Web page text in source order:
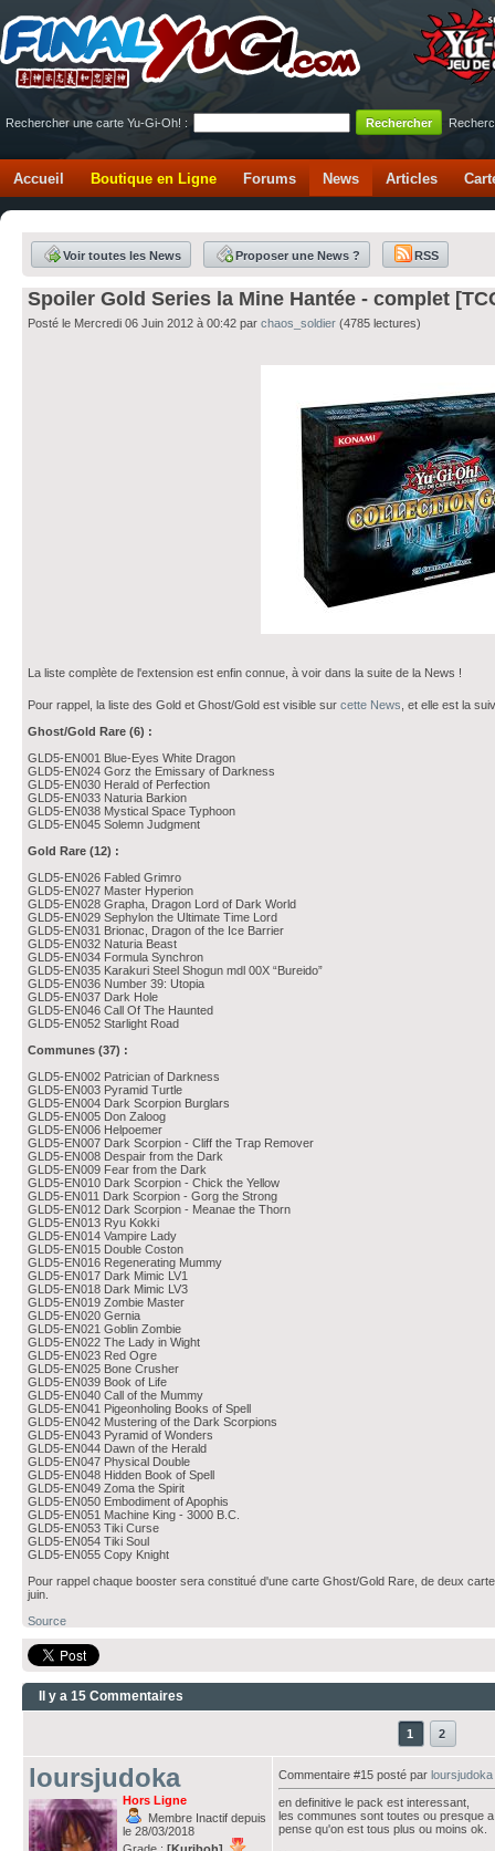
Rechercher une carte Yu-Gi-Oh! :
Accueil Boutique en Ligne Forums News Articles
Voir toutes les News Proposer une News ? RSS
Spoiler Gold Series la Mine Hantée - complet
Posté le Mercredi 06 Juin 2012 à 00:42 par chaos_soldier (4785 lectures)
La liste complète de l'extension est enfin connue, à voir dans la suite de la News !
Pour rappel, la liste des Gold et Ghost/Gold est visible sur cette News , et elle est la
Ghost/Gold Rare (6) :
GLD5-EN001 Blue-Eyes White Dragon
GLD5-EN024 Gorz the Emissary of Darkness
GLD5-EN030 Herald of Perfection
GLD5-EN033 Naturia Barkion
GLD5-EN038 Mystical Space Typhoon
GLD5-EN045 Solemn Judgment
Gold Rare (12) :
GLD5-EN026 Fabled Grimro
GLD5-EN027 Master Hyperion
GLD5-EN028 Grapha, Dragon Lord of Dark World
GLD5-EN029 Sephylon the Ultimate Time Lord
GLD5-EN031 Brionac, Dragon of the Ice Barrier
GLD5-EN032 Naturia Beast
GLD5-EN034 Formula Synchron
GLD5-EN035 Karakuri Steel Shogun mdl 00X “Bureido”
GLD5-EN036 Number 39: Utopia
GLD5-EN037 Dark Hole
GLD5-EN046 Call Of The Haunted
GLD5-EN052 Starlight Road
Communes (37) :
GLD5-EN002 Patrician of Darkness
GLD5-EN003 Pyramid Turtle
GLD5-EN004 Dark Scorpion Burglars
GLD5-EN005 Don Zaloog
GLD5-EN006 Helpoemer
GLD5-EN007 Dark Scorpion - Cliff the Trap Remover
GLD5-EN008 Despair from the Dark
GLD5-EN009 Fear from the Dark
GLD5-EN010 Dark Scorpion - Chick the Yellow
GLD5-EN011 Dark Scorpion - Gorg the Strong
GLD5-EN012 Dark Scorpion - Meanae the Thorn
GLD5-EN013 Ryu Kokki
GLD5-EN014 Vampire Lady
GLD5-EN015 Double Coston
GLD5-EN016 Regenerating Mummy
GLD5-EN017 Dark Mimic LV1
GLD5-EN018 Dark Mimic LV3
GLD5-EN019 Zombie Master
GLD5-EN020 Gernia
GLD5-EN021 Goblin Zombie
GLD5-EN022 The Lady in Wight
GLD5-EN023 Red Ogre
GLD5-EN025 Bone Crusher
GLD5-EN039 Book of Life
GLD5-EN040 Call of the Mummy
GLD5-EN041 Pigeonholing Books of Spell
GLD5-EN042 Mustering of the Dark Scorpions
GLD5-EN043 Pyramid of Wonders
GLD5-EN044 Dawn of the Herald
GLD5-EN047 Physical Double
GLD5-EN048 Hidden Book of Spell
GLD5-EN049 Zoma the Spirit
GLD5-EN050 Embodiment of Apophis
GLD5-EN051 Machine King - 3000 B.C.
GLD5-EN053 Tiki Curse
GLD5-EN054 Tiki Soul
GLD5-EN055 Copy Knight
Pour rappel chaque booster sera constitué d'une carte Ghost/Gold Rare, de deux
juin.
Source
Il y a 15 Commentaires
1 2
loursjudoka
Hors Ligne
Membre Inactif depuis
le 28/03/2018
Commentaire #15 posté par loursjudoka
en definitive le pack est interessant,
les communes sont toutes ou presque
pense qu'on est tous plus ou moins ok.